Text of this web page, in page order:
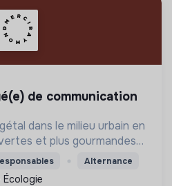
dans le milieu urbain en
et plus gourmandes
à prendre part à la
Alternance
Écologie